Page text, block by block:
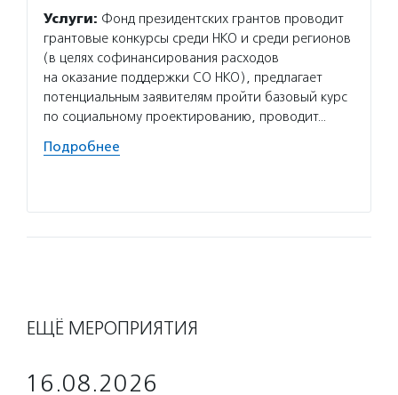
Услуги: Фонд президентских грантов проводит
грантовые конкурсы среди НКО и среди регионов
(в целях софинансирования расходов
на оказание поддержки СО НКО), предлагает
потенциальным заявителям пройти базовый курс
по социальному проектированию, проводит…
Подробнее
ЕЩЁ МЕРОПРИЯТИЯ
16.08.2026